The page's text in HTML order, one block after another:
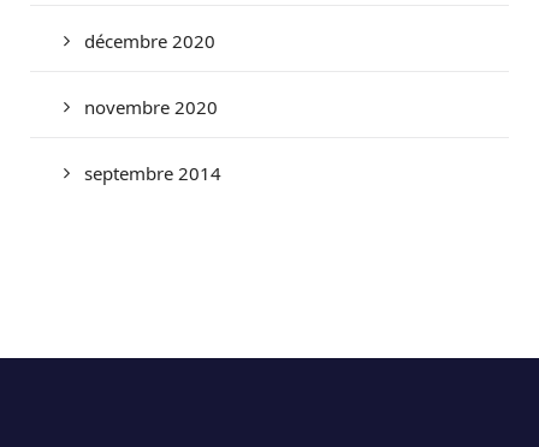
décembre 2020
novembre 2020
septembre 2014